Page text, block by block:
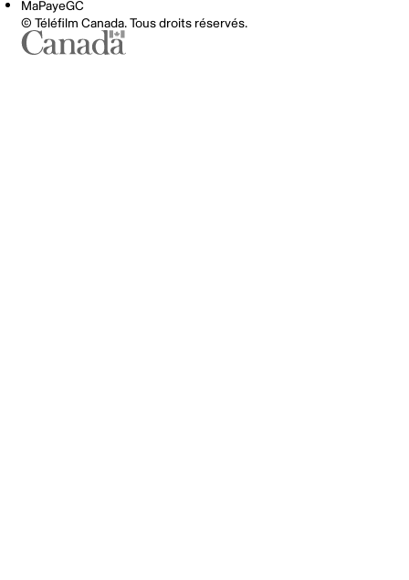
MaPayeGC
© Téléfilm Canada. Tous droits réservés.